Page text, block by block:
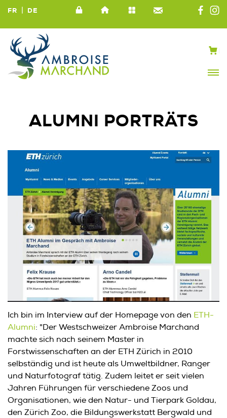
FR | DE
ALUMNI PORTRÄTS
Ich bin im Interview auf der Homepage von den ETH-
Alumni: "Der Westschweizer Ambroise Marchand
machte sich nach seinem Master in
Forstwissenschaften an der ETH Zürich in 2010
selbständig und ist heute als Umweltbildner, Ranger
und Naturfotograf tätig. Zudem leitet er seit vielen
Jahren Führungen für verschiedene Zoos und
Organisationen, wie den Natur- und Tierpark Goldau,
den Zürich Zoo, die Bildungswerkstatt Bergwald und